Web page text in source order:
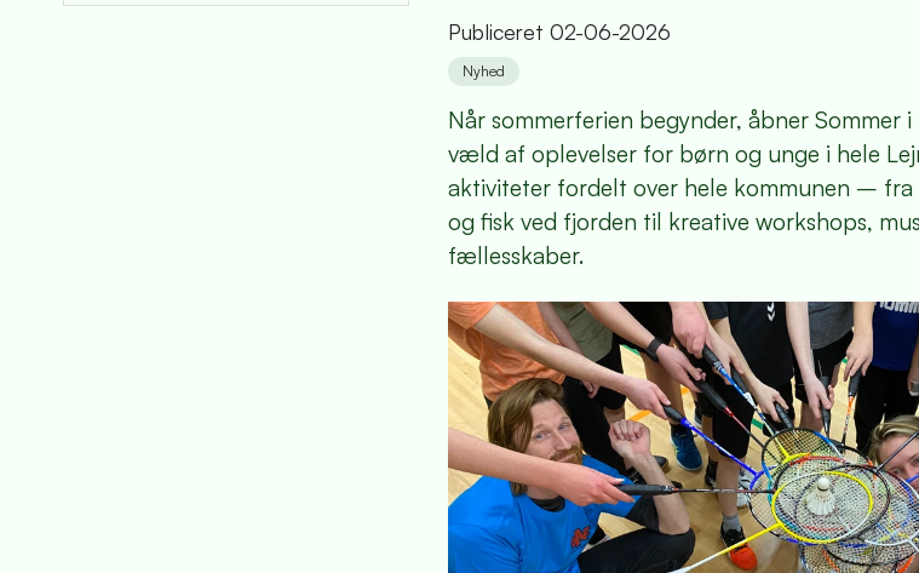
Publiceret 02-06-2026
Nyhed
Når sommerferien begynder, åbner Sommer
væld af oplevelser for børn og unge i hele
aktiviteter fordelt over hele kommunen –
og fisk ved fjorden til kreative workshops,
fællesskaber.